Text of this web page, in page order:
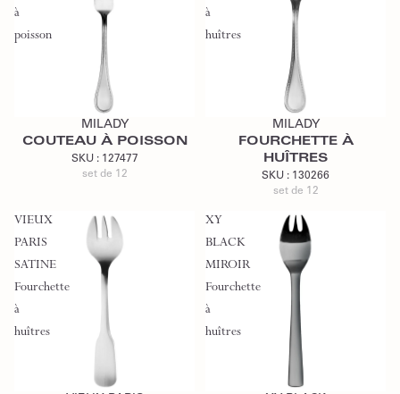
à
poisson
Ajouter au devis
MILADY
COUTEAU À POISSON
SKU : 127477
set de 12
à
huîtres
Ajouter au devis
MILADY
FOURCHETTE À
HUÎTRES
SKU : 130266
set de 12
VIEUX
PARIS
SATINE
Fourchette
à
huîtres
XY
BLACK
MIROIR
Fourchette
à
huîtres
Ajouter au devis